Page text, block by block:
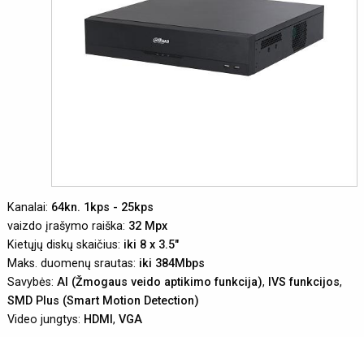
Kanalai: 64kn. 1kps - 25kps
vaizdo įrašymo raiška: 32 Mpx
Kietųjų diskų skaičius: iki 8 x 3.5"
Maks. duomenų srautas: iki 384Mbps
Savybės: AI (Žmogaus veido aptikimo funkcija), IVS funkcijos,
SMD Plus (Smart Motion Detection)
Video jungtys: HDMI , VGA